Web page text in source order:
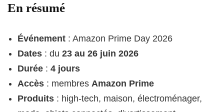
En résumé
Événement : Amazon Prime Day 2026
Dates : du 23 au 26 juin 2026
Durée : 4 jours
Accès : membres Amazon Prime
Produits : high-tech, maison, électroménager,